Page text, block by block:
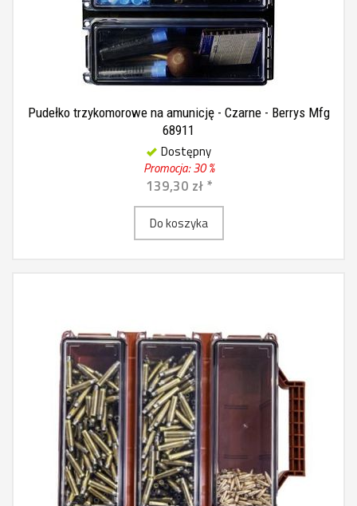
Pudełko trzykomorowe na amunicję - Czarne - Berrys Mfg
68911
Dostępny
Promocja: 30 %
139,30 zł *
Do koszyka